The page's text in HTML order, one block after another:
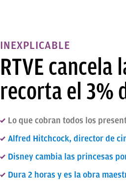
INEXPLICABLE
RTVE cancela
recorta el 3%
Lo que cobran todos los
Alfred Hitchcock, director de
Disney cambia las princesas
Dura 2 horas y es la obra